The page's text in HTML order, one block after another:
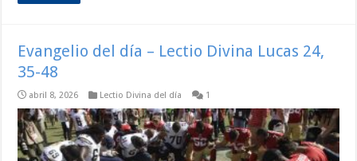
Evangelio del día – Lectio Divina Lucas 24,
35-48
abril 8, 2026 Lectio Divina del día 1